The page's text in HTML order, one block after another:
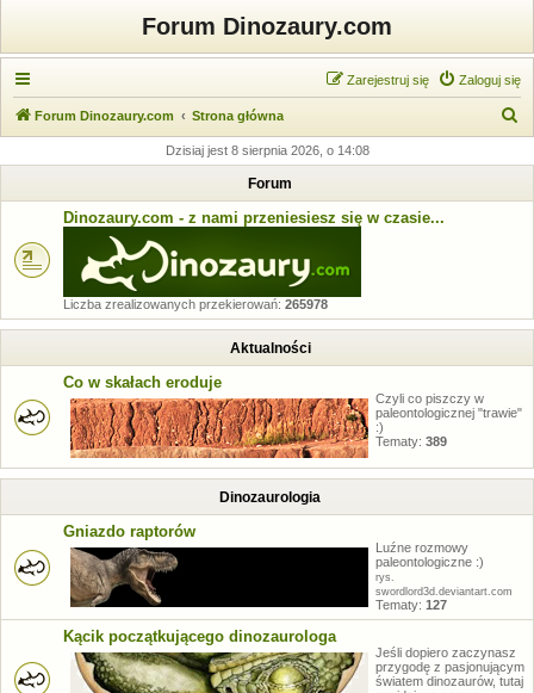
Forum Dinozaury.com
Zaloguj się
Zarejestruj się
Forum Dinozaury.com Strona główna
k
Dzisiaj jest 8 sierpnia 2026, o 14:08
Forum
Dinozaury.com - z nami przeniesiesz się w czasie...
Liczba zrealizowanych przekierowań: 265978
Aktualności
Co w skałach eroduje
Czyli co piszczy w
paleontologicznej "trawie"
:)
Tematy: 389
Dinozaurologia
Gniazdo raptorów
Luźne rozmowy
paleontologiczne :)
rys.
swordlord3d.deviantart.com
Tematy: 127
Kącik początkującego dinozaurologa
Jeśli dopiero zaczynasz
przygodę z pasjonującym
światem dinozaurów, tutaj